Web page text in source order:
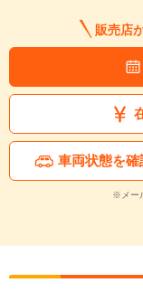
販売店
車両状態を確
※メー